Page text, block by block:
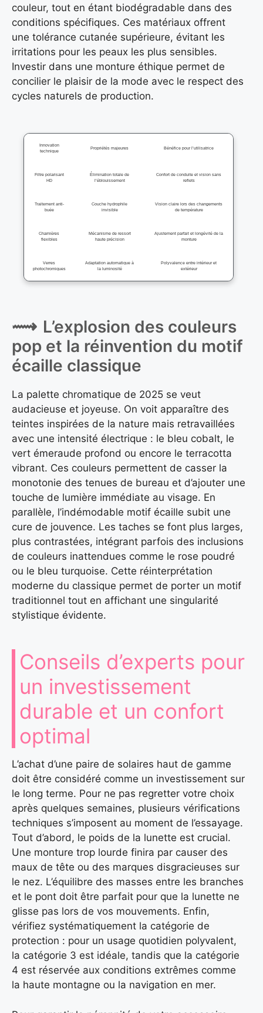
couleur, tout en étant biodégradable dans des
conditions spécifiques. Ces matériaux offrent
une tolérance cutanée supérieure, évitant les
irritations pour les peaux les plus sensibles.
Investir dans une monture éthique permet de
concilier le plaisir de la mode avec le respect des
cycles naturels de production.
Innovation
technique
Propriétés majeures Bénéfice pour l’utilisatrice
Filtre polarisant
HD
Élimination totale de
l’éblouissement
Confort de conduite et vision sans
reflets
Traitement anti-
buée
Couche hydrophile
invisible
Vision claire lors des changements
de température
Charnières
flexibles
Mécanisme de ressort
haute précision
Ajustement parfait et longévité de la
monture
Verres
photochromiques
Adaptation automatique à
la luminosité
Polyvalence entre intérieur et
extérieur
L’explosion des couleurs
pop et la réinvention du motif
écaille classique
La palette chromatique de 2025 se veut
audacieuse et joyeuse. On voit apparaître des
teintes inspirées de la nature mais retravaillées
avec une intensité électrique : le bleu cobalt, le
vert émeraude profond ou encore le terracotta
vibrant. Ces couleurs permettent de casser la
monotonie des tenues de bureau et d’ajouter une
touche de lumière immédiate au visage. En
parallèle, l’indémodable motif écaille subit une
cure de jouvence. Les taches se font plus larges,
plus contrastées, intégrant parfois des inclusions
de couleurs inattendues comme le rose poudré
ou le bleu turquoise. Cette réinterprétation
moderne du classique permet de porter un motif
traditionnel tout en affichant une singularité
stylistique évidente.
Conseils d’experts pour
un investissement
durable et un confort
optimal
L’achat d’une paire de solaires haut de gamme
doit être considéré comme un investissement sur
le long terme. Pour ne pas regretter votre choix
après quelques semaines, plusieurs vérifications
techniques s’imposent au moment de l’essayage.
Tout d’abord, le poids de la lunette est crucial.
Une monture trop lourde finira par causer des
maux de tête ou des marques disgracieuses sur
le nez. L’équilibre des masses entre les branches
et le pont doit être parfait pour que la lunette ne
glisse pas lors de vos mouvements. Enfin,
vérifiez systématiquement la catégorie de
protection : pour un usage quotidien polyvalent,
la catégorie 3 est idéale, tandis que la catégorie
4 est réservée aux conditions extrêmes comme
la haute montagne ou la navigation en mer.